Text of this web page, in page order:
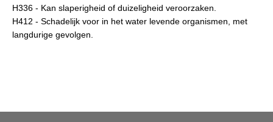
H336 - Kan slaperigheid of duizeligheid veroorzaken.
H412 - Schadelijk voor in het water levende organismen, met
langdurige gevolgen.